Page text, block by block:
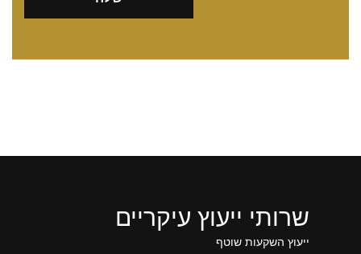
שרותי ייעוץ עיקריים
ייעוץ השקעות שוטף